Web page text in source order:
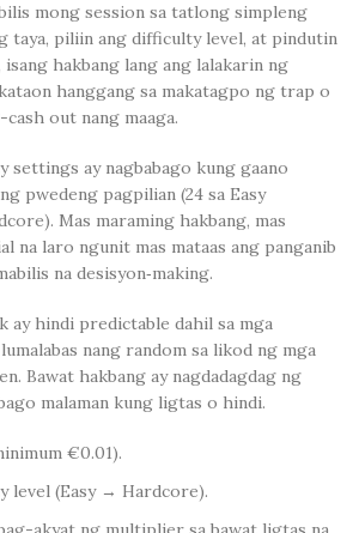
mong session sa tatlong simpleng
taya, piliin ang difficulty level, at pindutin
isang hakbang lang ang lalakarin ng
hanggang sa makatagpo ng trap o
out nang maaga.
settings ay nagbabago kung gaano
pwedeng pagpilian (24 sa Easy
Mas maraming hakbang, mas
na laro ngunit mas mataas ang panganib
na desisyon‑making.
ay hindi predictable dahil sa mga
nang random sa likod ng mga
Bawat hakbang ay nagdadagdag ng
malaman kung ligtas o hindi.
€0.01).
level (Easy → Hardcore).